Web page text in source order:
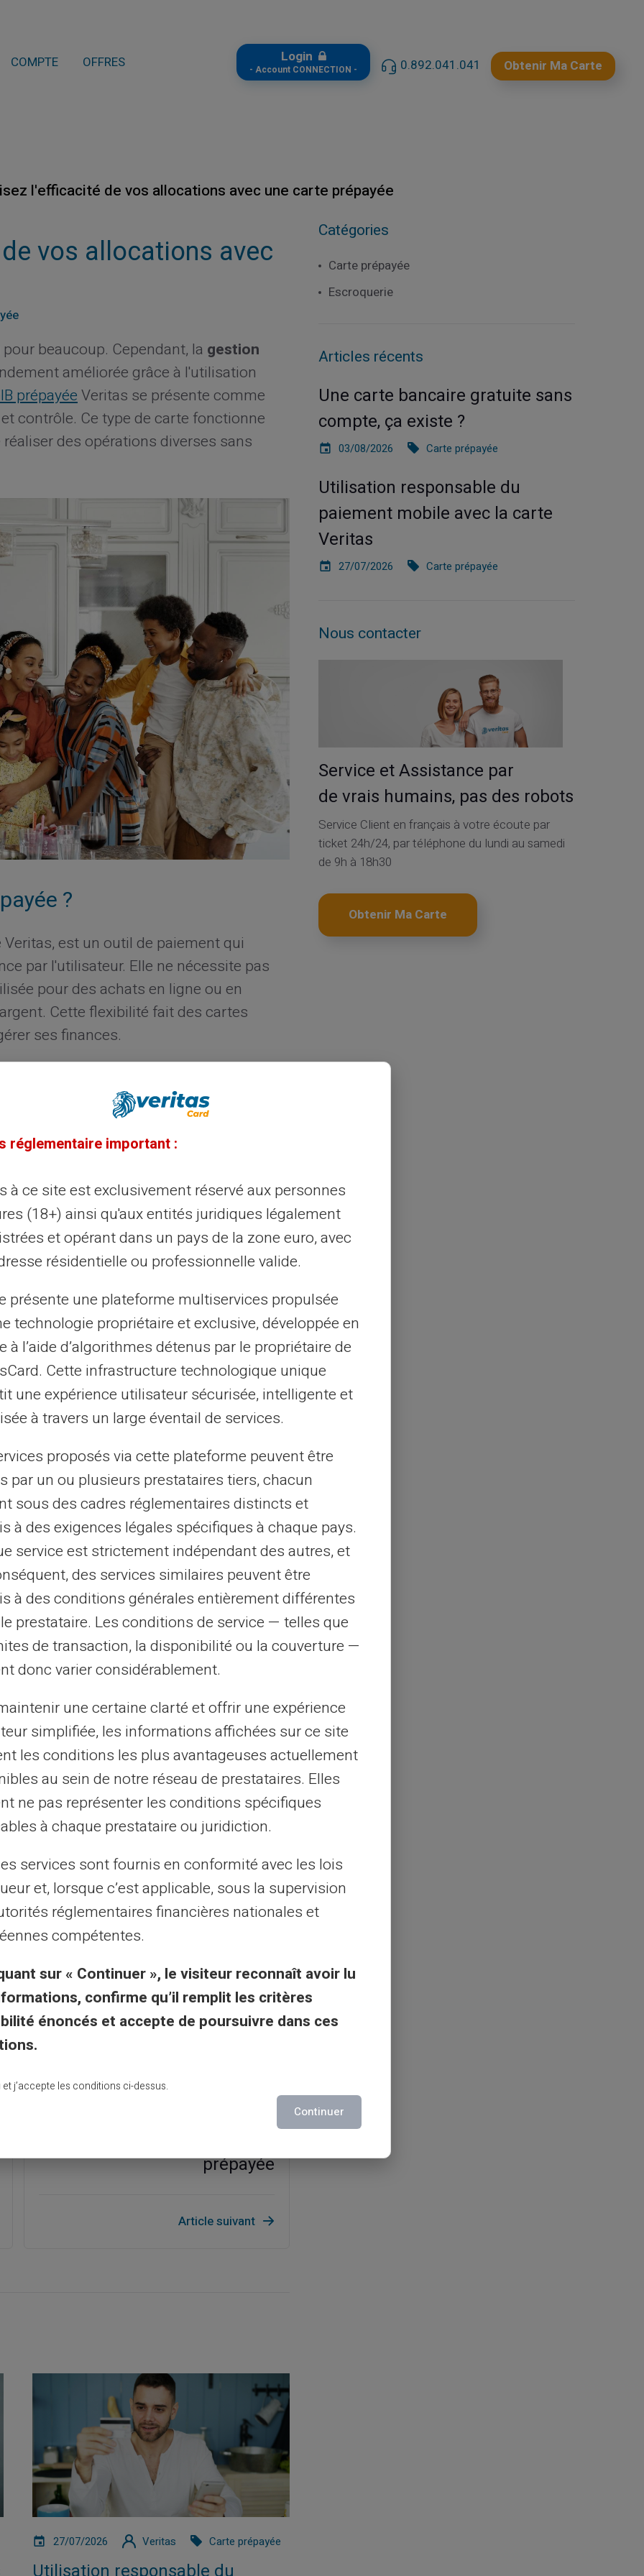
COMPTE OFFRES Login
- Account CONNECTION - 0.892.041.041 Obtenir Ma Carte
l'efficacité de vos allocations avec une carte prépayée
vos allocations avec
beaucoup. Cependant, la gestion
améliorée grâce à l'utilisation
prépayéeVeritas se présente comme
contrôle. Ce type de carte fonctionne
des opérations diverses sans
?
est un outil de paiement qui
par l'utilisateur. Elle ne nécessite pas
pour des achats en ligne ou en
Cette flexibilité fait des cartes
ses finances.
personnelles
pour une gestion financière réussie.
uniquement le montant souhaité, ce qui
Chaque transaction réduit la vente
ainsi une vision claire de vos
pour divers usages
moyen de paiement, mais aussi une
par des particuliers et desentreprises,
facilitant ainsi les
à travers le monde. Sa compatibilité
globale.
et des données
les opérations financières. La Carte
dont la protection contre la fraude. Les
des données assurent que vos
contre toute intrusion non autorisée.
professionnels et
Veritas un allié pour la gestion de leurs
des affaires modernes ou rapidité
telles que la planification des
les processus financiers des
contrôler vos dépenses ou une
ses flux financiers, la Carte Veritas
et à vos besoins. Son utilisation simple
choix judicieux pour rationaliser la
prépayée
Article suivant
27/07/2026 Veritas Carte prépayée
Catégories
Carte prépayée
Escroquerie
Articles récents
Une carte bancaire gratuite sans
compte, ça existe ?
03/08/2026 Carte prépayée
Utilisation responsable du
paiement mobile avec la carte
Veritas
27/07/2026 Carte prépayée
Nous contacter
Service et Assistance par
de vrais humains, pas des robots
Service Client en français à votre écoute par
ticket 24h/24, par téléphone du lundi au samedi
de 9h à 18h30
Obtenir Ma Carte
réglementaire important :
à ce site est exclusivement réservé aux personnes
(18+) ainsi qu'aux entités juridiques légalement
et opérant dans un pays de la zone euro, avec
résidentielle ou professionnelle valide.
présente une plateforme multiservices propulsée
technologie propriétaire et exclusive, développée en
à l’aide d’algorithmes détenus par le propriétaire de
Cette infrastructure technologique unique
une expérience utilisateur sécurisée, intelligente et
à travers un large éventail de services.
proposés via cette plateforme peuvent être
par un ou plusieurs prestataires tiers, chacun
sous des cadres réglementaires distincts et
à des exigences légales spécifiques à chaque pays.
service est strictement indépendant des autres, et
des services similaires peuvent être
à des conditions générales entièrement différentes
prestataire. Les conditions de service — telles que
de transaction, la disponibilité ou la couverture —
donc varier considérablement.
une certaine clarté et offrir une expérience
simplifiée, les informations affichées sur ce site
les conditions les plus avantageuses actuellement
au sein de notre réseau de prestataires. Elles
ne pas représenter les conditions spécifiques
à chaque prestataire ou juridiction.
services sont fournis en conformité avec les lois
et, lorsque c’est applicable, sous la supervision
réglementaires financières nationales et
compétentes.
sur « Continuer », le visiteur reconnaît avoir lu
confirme qu’il remplit les critères
énoncés et accepte de poursuivre dans ces
et j’accepte les conditions ci-dessus.
Continuer